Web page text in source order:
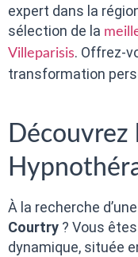
expert dans la
sélection de la
Villeparisis. Offrez-
transformation
À la recherche d’une
Courtry ? Vous
dynamique, située